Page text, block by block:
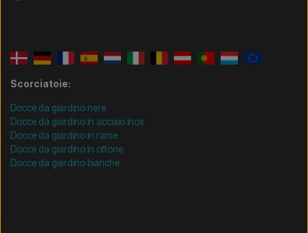
Scorciatoie:
Docce da giardino nere
Docce da giardino in acciaio inox
Docce da giardino in rame
Docce da giardino in ottone
Docce da giardino bianche